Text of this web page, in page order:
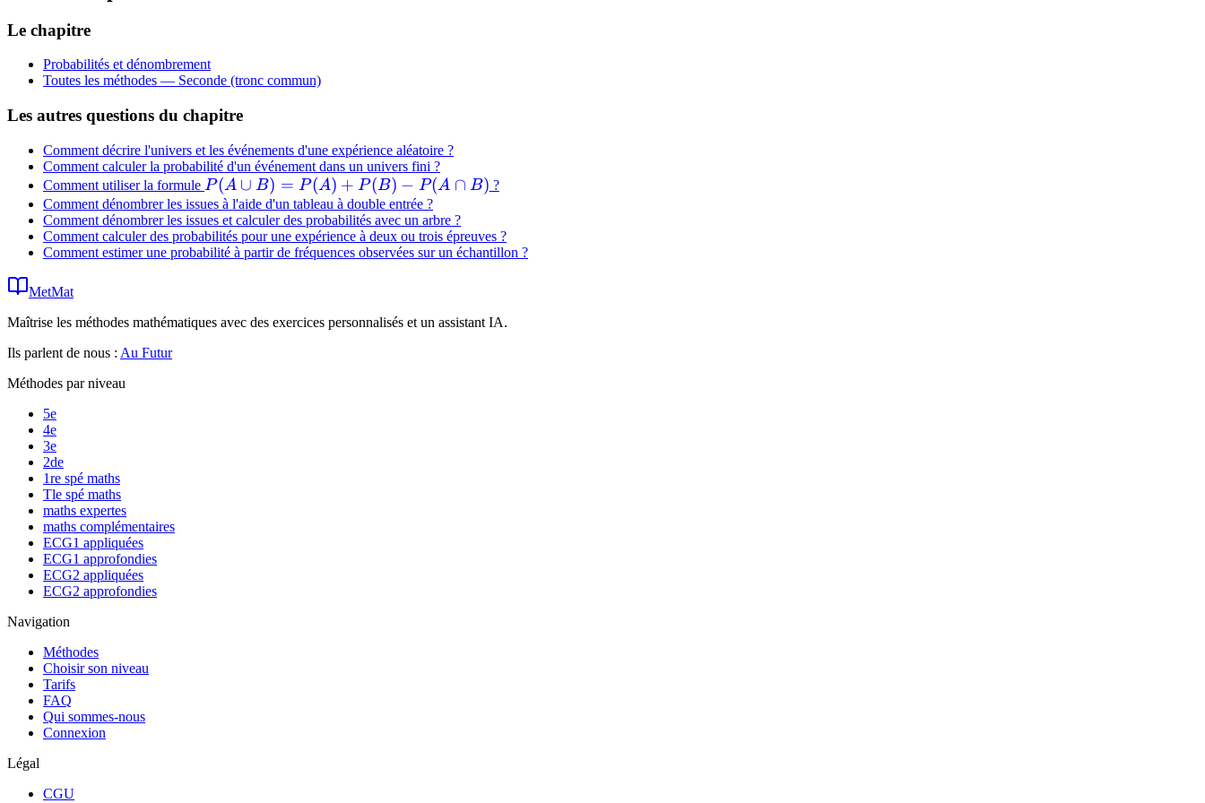
Le chapitre
Probabilités et dénombrement
Toutes les méthodes — Seconde (tronc commun)
Les autres questions du chapitre
Comment décrire l'univers et les événements d'une expérience aléatoire ?
Comment calculer la probabilité d'un événement dans un univers fini ?
Comment utiliser la formule P(A
\cup
B) =
P(A)
P(A
P(A ∪ B) = P(A) + P(B) − P(A ∩ B) ?
Comment dénombrer les issues à l'aide d'un tableau à double entrée ?
Comment dénombrer les issues et calculer des probabilités avec un arbre ?
Comment calculer des probabilités pour une expérience à deux ou trois épreuves ?
Comment estimer une probabilité à partir de fréquences observées sur un échantillon ?
MetMat
Maîtrise les méthodes mathématiques avec des exercices personnalisés et un assistant IA.
Ils parlent de nous : Au Futur
Méthodes par niveau
5e
4e
3e
2de
1re spé maths
Tle spé maths
maths expertes
maths complémentaires
ECG1 appliquées
ECG1 approfondies
ECG2 appliquées
ECG2 approfondies
Navigation
Méthodes
Choisir son niveau
Tarifs
FAQ
Qui sommes-nous
Connexion
Légal
CGU